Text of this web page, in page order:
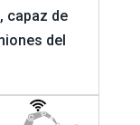
capaz de
del